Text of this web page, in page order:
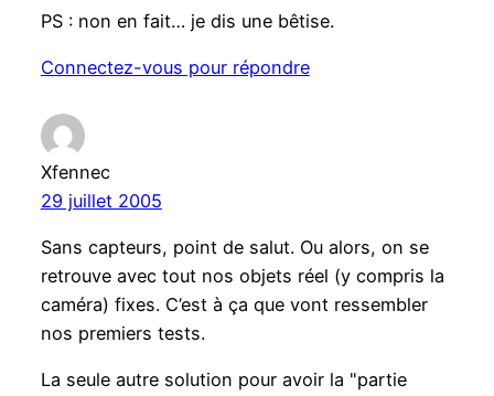
PS : non en fait… je dis une bêtise.
Connectez-vous pour répondre
Xfennec
29 juillet 2005
Sans capteurs, point de salut. Ou alors, on se
retrouve avec tout nos objets réel (y compris la
caméra) fixes. C’est à ça que vont ressembler
nos premiers tests.
La seule autre solution pour avoir la "partie